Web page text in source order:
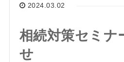
2024.03.02
相続対策セミナ
せ